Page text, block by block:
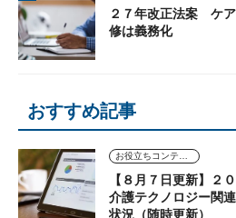
２７年改正法案 ケ
修は義務化
おすすめ記事
お役立ちコンテンツ
【８月７日更新】２
介護テクノロジー関
状況（随時更新）